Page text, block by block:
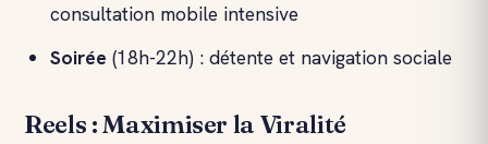
consultation mobile intensive
Soirée (18h-22h) : détente et navigation sociale
Reels : Maximiser la Viralité